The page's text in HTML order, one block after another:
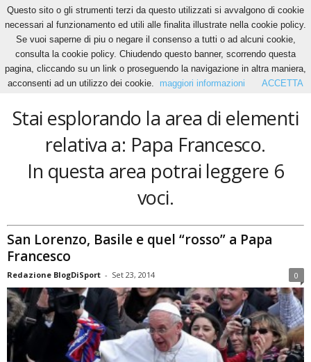
Home Tags Papa Francesco
Papa Francesco
Stai esplorando la area di elementi
relativa a: Papa Francesco.
In questa area potrai leggere 6
voci.
San Lorenzo, Basile e quel “rosso” a Papa
Francesco
Redazione BlogDiSport - Set 23, 2014 0
Questo sito o gli strumenti terzi da questo utilizzati si avvalgono di cookie
necessari al funzionamento ed utili alle finalita illustrate nella cookie policy.
Se vuoi saperne di piu o negare il consenso a tutti o ad alcuni cookie,
consulta la cookie policy. Chiudendo questo banner, scorrendo questa
pagina, cliccando su un link o proseguendo la navigazione in altra maniera,
acconsenti ad un utilizzo dei cookie.
maggiori informazioni ACCETTA